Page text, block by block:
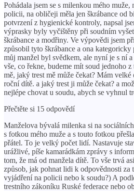
Pohádala jsem se s milenkou mého muže,
policii, na obličeji měla jen škrábance od
potvrzení z hygienické kontroly, napsal
výprasky byly vyčištěny při soudním
škrábance a modřiny. Ve výpovědi jsem
způsobil tyto škrábance a ona kategoricky
můj manžel byl svědkem, ale nyní je s ní
vše, co řekne, budeme mít soud jednoho
mě, jaký trest mě může čekat? Mám velké
roční dítě. a jaký trest ji může čekat? a
nejlépe chovat u soudu, abych se vyhnul
Přečtěte si 15 odpovědí
Manželova bývalá milenka si na
s fotkou mého muže a s touto fotkou
přátel. To je velký počet lidí. Nastavuje
urážlivé, píše kamarádkám zprávy s
tom, že má od manžela dítě. To vše trvá
způsob, jak pohnat lidi k odpovědnosti za
vyjádření na policii nebo k soudu?) A
trestního zákoníku Ruské federace nebo